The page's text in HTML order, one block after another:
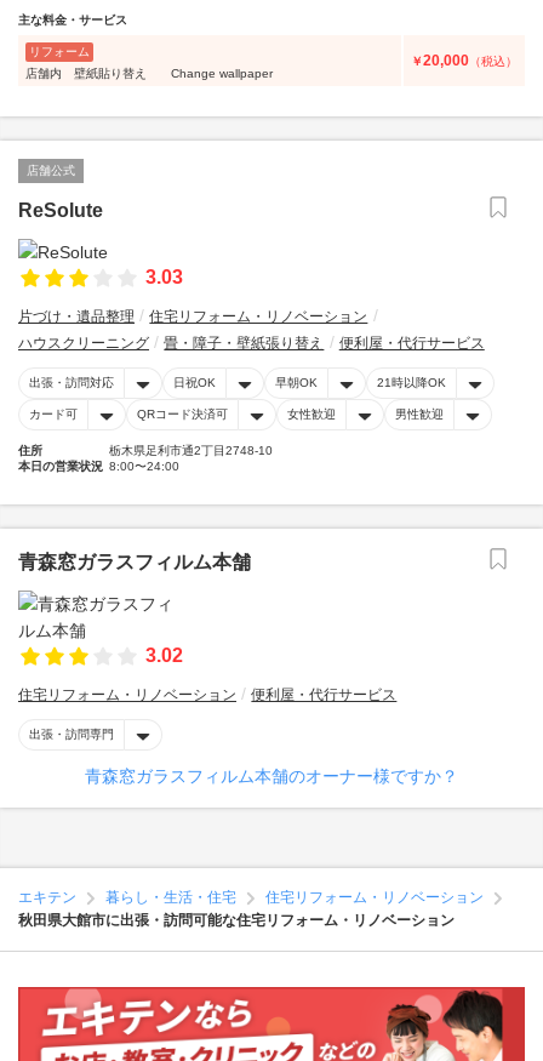
主な料金・サービス
リフォーム
店舗内 壁紙貼り替え Change wallpaper
￥20,000 （税込）
店舗公式
ReSolute
3.03
片づけ・遺品整理
住宅リフォーム・リノベーション
ハウスクリーニング
畳・障子・壁紙張り替え 便利屋・代行サービス
出張・訪問対応 日祝OK 早朝OK 21時以降OK
カード可 QRコード決済可 女性歓迎 男性歓迎
住所
栃木県足利市通2丁目2748-10
本日の営業状況 8:00〜24:00
青森窓ガラスフィルム本舗
3.02
住宅リフォーム・リノベーション 便利屋・代行サービス
出張・訪問専門
青森窓ガラスフィルム本舗のオーナー様ですか？
エキテン 暮らし・生活・住宅
住宅リフォーム・リノベーション
秋田県大館市に出張・訪問可能な住宅リフォーム・リノベーション